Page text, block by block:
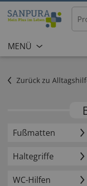
MENÜ
Zurück zu
Fußmatten
Haltegriffe
WC-Hilfen